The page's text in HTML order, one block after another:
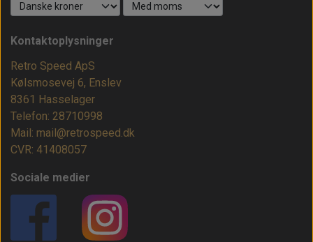
Kontaktoplysninger
Retro Speed ApS
Kølsmosevej 6, Enslev
8361 Hasselager
Telefon: 28710998
Mail: mail@retrospeed.dk
CVR: 41408057
Sociale medier